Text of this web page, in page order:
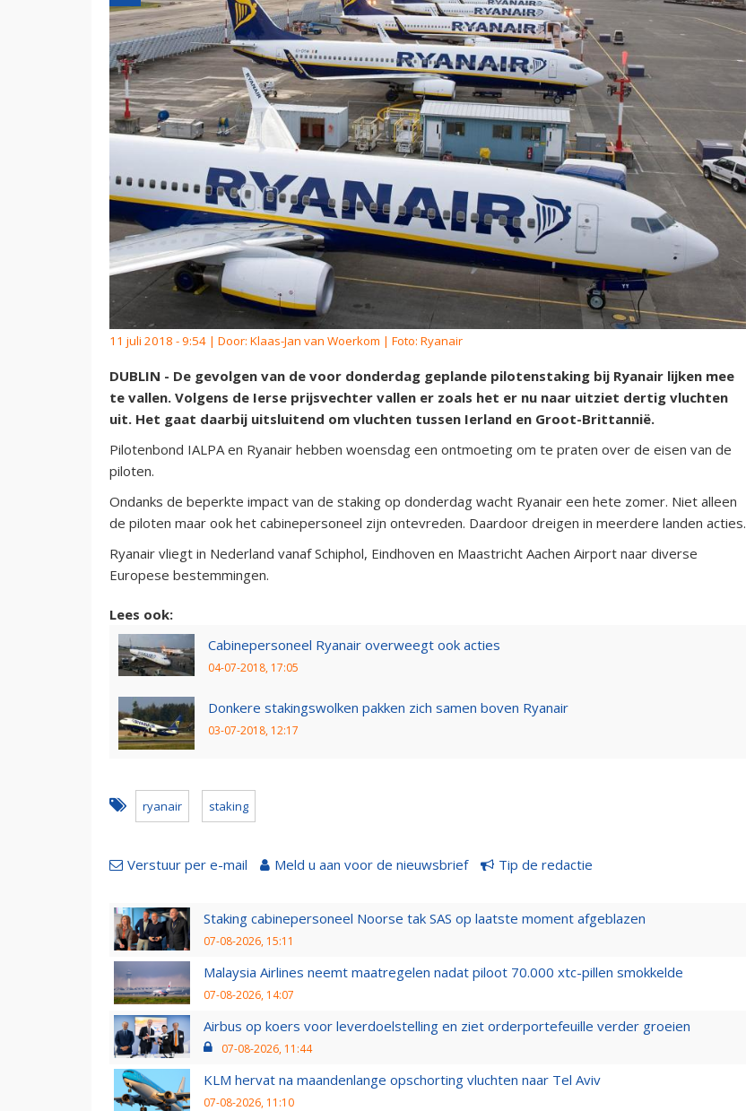
11 juli 2018 - 9:54 | Door: Klaas-Jan van Woerkom | Foto: Ryanair
DUBLIN - De gevolgen van de voor donderdag geplande pilotenstaking bij Ryanair lijken mee
te vallen. Volgens de Ierse prijsvechter vallen er zoals het er nu naar uitziet dertig vluchten
uit. Het gaat daarbij uitsluitend om vluchten tussen Ierland en Groot-Brittannië.
Pilotenbond IALPA en Ryanair hebben woensdag een ontmoeting om te praten over de eisen van de
piloten.
Ondanks de beperkte impact van de staking op donderdag wacht Ryanair een hete zomer. Niet alleen
de piloten maar ook het cabinepersoneel zijn ontevreden. Daardoor dreigen in meerdere landen acties.
Ryanair vliegt in Nederland vanaf Schiphol, Eindhoven en Maastricht Aachen Airport naar diverse
Europese bestemmingen.
Lees ook:
Cabinepersoneel Ryanair overweegt ook acties
04-07-2018, 17:05
Donkere stakingswolken pakken zich samen boven Ryanair
03-07-2018, 12:17
ryanair staking
Verstuur per e-mail Meld u aan voor de nieuwsbrief Tip de redactie
Staking cabinepersoneel Noorse tak SAS op laatste moment afgeblazen
07-08-2026, 15:11
Malaysia Airlines neemt maatregelen nadat piloot 70.000 xtc-pillen smokkelde
07-08-2026, 14:07
Airbus op koers voor leverdoelstelling en ziet orderportefeuille verder groeien
07-08-2026, 11:44
KLM hervat na maandenlange opschorting vluchten naar Tel Aviv
07-08-2026, 11:10